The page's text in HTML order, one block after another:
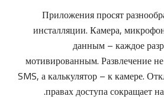
Приложения просят
инсталляции. Камера,
данным – каждое
мотивированным. Развлечение
SMS, а калькулятор – к камере.
правах доступа сокращает